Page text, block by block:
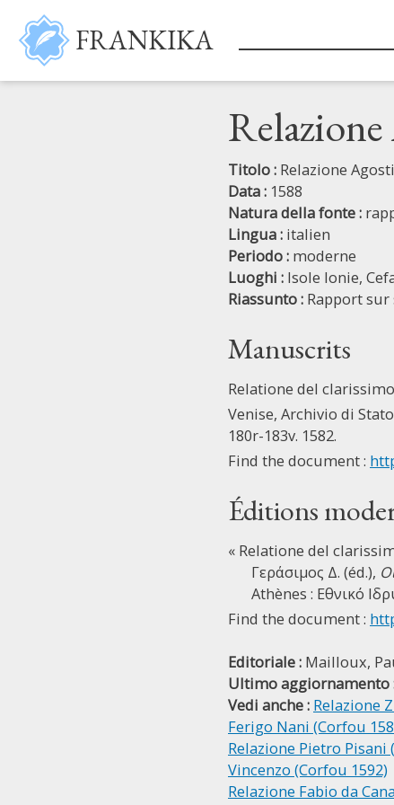
Salta al contenuto principale
FRANKIKA
Titolo : Relazione
Data : 1588
Natura della fonte :
Lingua : italien
Periodo : moderne
Luoghi : Isole Ionie,
Riassunto : Rapport sur
Manuscrits
Relatione del
Venise, Archivio di
180r-183v. 1582.
Find the document :
Éditions
« Relatione del
Γεράσιμος Δ. (éd.),
Athènes : Εθνικό
Find the document :
Editoriale : Mailloux,
Ultimo aggiornamento
Vedi anche : Relazione
Ferigo Nani (Corfou
Relazione Pietro Pisani
Vincenzo (Corfou 1592)
Relazione Fabio da